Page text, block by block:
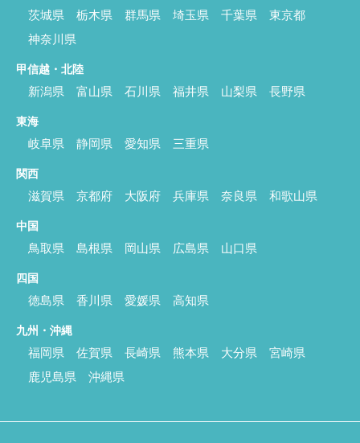
茨城県 栃木県 群馬県 埼玉県 千葉県
東京都
神奈川県
甲信越・北陸
新潟県 富山県 石川県 福井県 山梨県 長野県
東海
岐阜県 静岡県 愛知県 三重県
関西
滋賀県 京都府 大阪府 兵庫県 奈良県 和歌山県
中国
鳥取県 島根県 岡山県 広島県 山口県
四国
徳島県 香川県 愛媛県 高知県
九州・沖縄
福岡県 佐賀県 長崎県 熊本県 大分県
宮崎県
鹿児島県
沖縄県